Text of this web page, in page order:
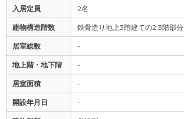
入居定員 2名
建物構造階数 鉄骨造り地上3階建ての2.3階部分
居室総数 -
地上階・地下階 -
居室面積 -
開設年月日 -